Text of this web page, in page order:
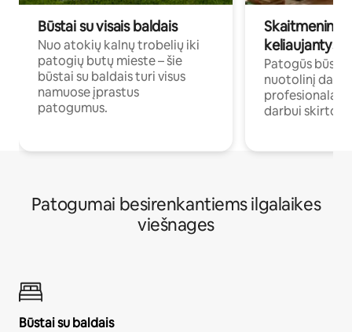
Būstai su visais baldais
Nuo atokių kalnų trobelių iki
patogių butų mieste – šie
būstai su baldais turi visus
namuose įprastus
patogumus.
keliaujantys
Patogūs
nuotolinį
darbui
Patogumai besirenkantiems ilgalaikes
viešnages
Būstai su baldais